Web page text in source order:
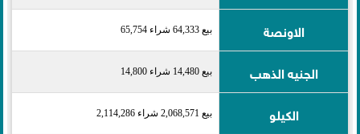
الاونصة بيع 64,333 شراء 65,754
الجنيه الذهب بيع 14,480 شراء 14,800
الكيلو بيع 2,068,571 شراء 2,114,286